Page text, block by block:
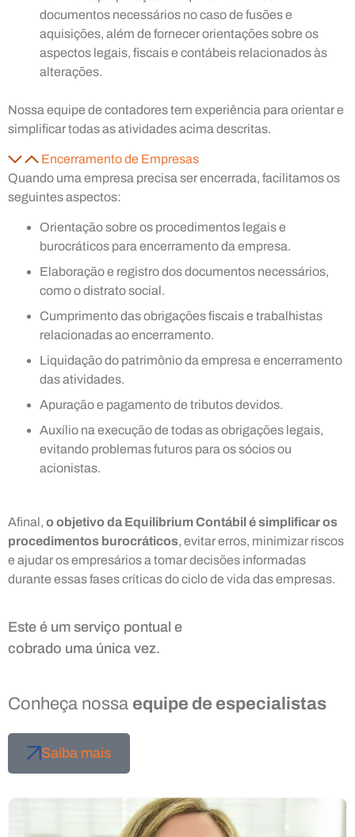
documentos necessários no caso de fusões e
aquisições, além de fornecer orientações sobre os
aspectos legais, fiscais e contábeis relacionados às
alterações.
Nossa equipe de contadores tem experiência para orientar e
simplificar todas as atividades acima descritas.
Encerramento de Empresas
Quando uma empresa precisa ser encerrada, facilitamos os
seguintes aspectos:
Orientação sobre os procedimentos legais e
burocráticos para encerramento da empresa.
Elaboração e registro dos documentos necessários,
como o distrato social.
Cumprimento das obrigações fiscais e trabalhistas
relacionadas ao encerramento.
Liquidação do patrimônio da empresa e encerramento
das atividades.
Apuração e pagamento de tributos devidos.
Auxílio na execução de todas as obrigações legais,
evitando problemas futuros para os sócios ou
acionistas.
Afinal, o objetivo da Equilibrium Contábil é simplificar os
procedimentos burocráticos, evitar erros, minimizar riscos
e ajudar os empresários a tomar decisões informadas
durante essas fases críticas do ciclo de vida das empresas.
Este é um serviço pontual e
cobrado uma única vez.
Conheça nossa equipe de especialistas
Saiba mais